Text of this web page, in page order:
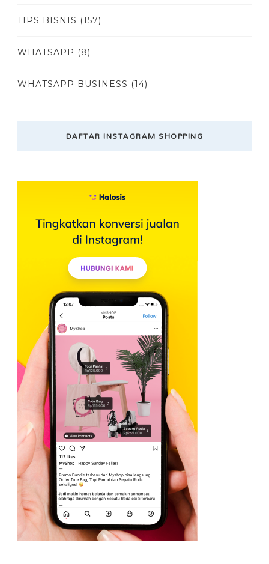
TIPS BISNIS (157)
WHATSAPP (8)
WHATSAPP BUSINESS (14)
DAFTAR INSTAGRAM SHOPPING